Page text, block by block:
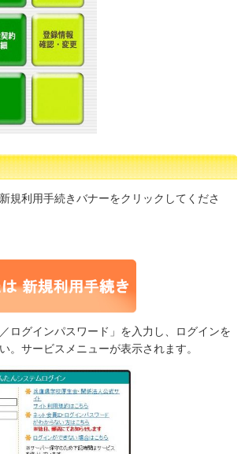
規利用手続きバナーをクリックしてくださ
ログインパスワード」を入力し、ログインを
。サービスメニューが表示されます。